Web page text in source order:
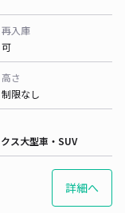
再入庫
可
高さ
制限なし
ス大型車・SUV
詳細へ